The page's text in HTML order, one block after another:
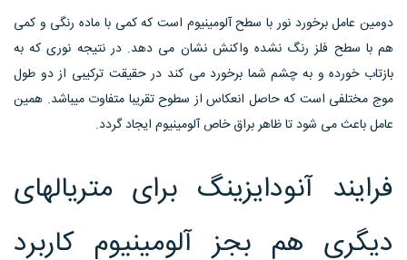
دومین عامل برخورد نور با سطح آلومینیوم است که کمی با ماده رنگی و کمی
هم با سطح فلز رنگ نشده واکنش نشان می دهد. در نتیجه نوری که به
بازتاب خورده و به چشم شما برخورد می کند در حقیقت ترکیبی از دو طول
موج مختلفی است که حاصل انعکاس از سطوح تقریبا متفاوت میباشد. همین
عامل باعث می شود تا ظاهر براق خاص آلومینیوم ایجاد گردد.
فرایند آنودایزینگ برای متریالهای
دیگری هم بجز آلومینیوم کاربرد